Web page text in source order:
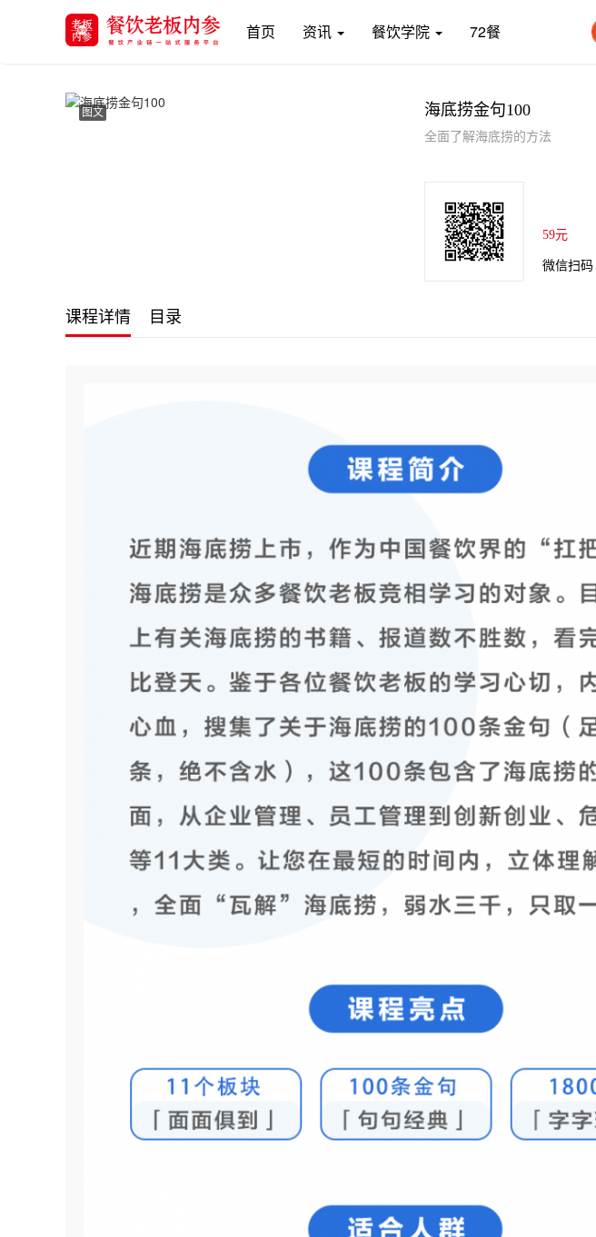
首页 (current)
资讯 餐饮学院 72餐
图文 海底捞金句100
全面了解海底捞的方法
59元
微信扫码
课程详情 目录